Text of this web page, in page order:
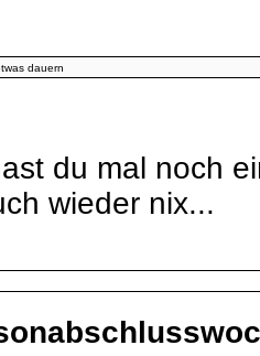
dauern
du mal noch
wieder nix...